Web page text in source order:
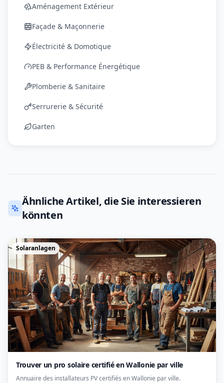
Aménagement Extérieur
Façade & Maçonnerie
Électricité & Domotique
PEB & Performance Énergétique
Plomberie & Sanitaire
Serrurerie & Sécurité
Garten
Ähnliche Artikel, die Sie interessieren
könnten
Solaranlagen
Trouver un pro solaire certifié en Wallonie par ville
Annuaire des installateurs PV certifiés en Wallonie par ville.